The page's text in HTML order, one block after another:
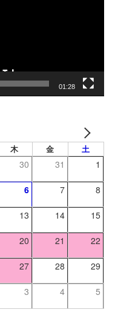
01:28
木 金 土
30 31 1
6 7 8
13 14 15
20 21 22
27 28 29
3 4 5